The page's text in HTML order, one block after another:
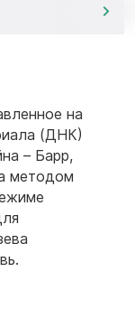
на
(ДНК)
– Барр,
методом